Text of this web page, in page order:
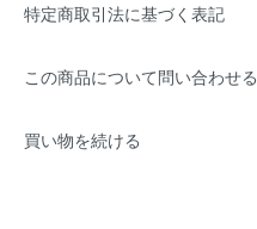
特定商取引法に基づく表記
この商品について問い合わせる
買い物を続ける